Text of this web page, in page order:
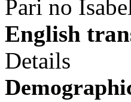
Pari no
English
Details